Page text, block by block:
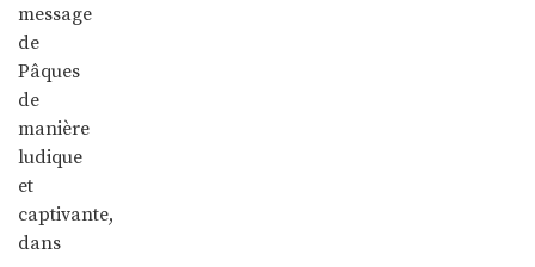
message
de
Pâques
de
manière
ludique
et
captivante,
dans